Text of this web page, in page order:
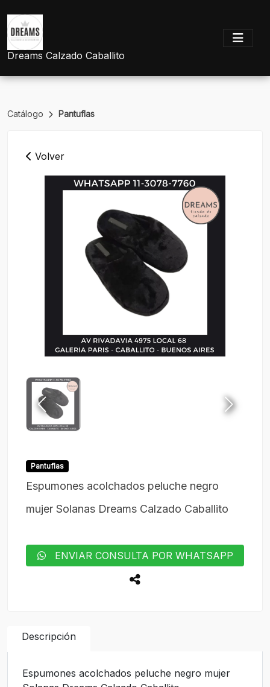
Dreams Calzado Caballito
Catálogo Pantuflas
Volver
Pantuflas
Espumones acolchados peluche negro
mujer Solanas Dreams Calzado Caballito
ENVIAR CONSULTA POR WHATSAPP
Descripción
Espumones acolchados peluche negro mujer